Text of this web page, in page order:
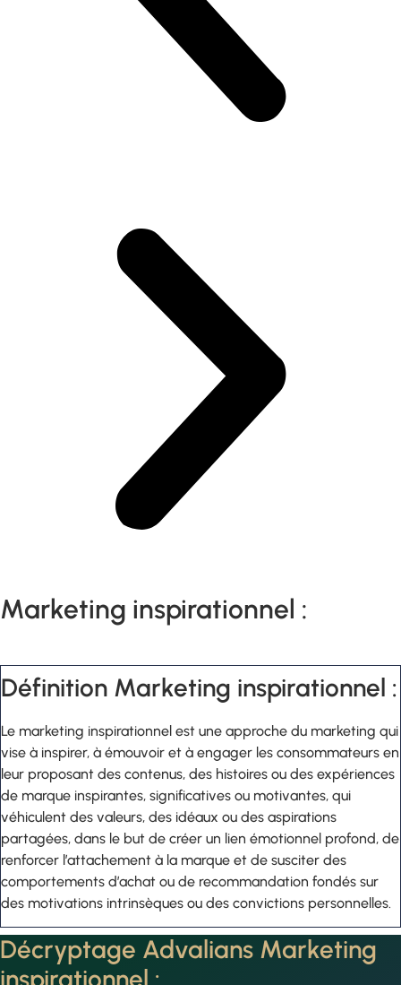
Marketing inspirationnel :
Définition Marketing inspirationnel :
Le marketing inspirationnel est une approche du marketing qui
vise à inspirer, à émouvoir et à engager les consommateurs en
leur proposant des contenus, des histoires ou des expériences
de marque inspirantes, significatives ou motivantes, qui
véhiculent des valeurs, des idéaux ou des aspirations
partagées, dans le but de créer un lien émotionnel profond, de
renforcer l’attachement à la marque et de susciter des
comportements d’achat ou de recommandation fondés sur
des motivations intrinsèques ou des convictions personnelles.
Décryptage Advalians Marketing